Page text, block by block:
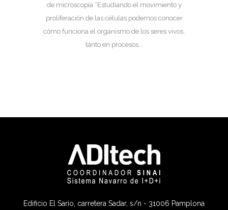
de microscopía “Estudiando el movimiento y
proliferación de las células podemos conocer
cómo funciona el organismo de los seres vivos,
tanto en procesos...
Edificio El Sario, carretera Sadar, s/n - 31006 Pamplona